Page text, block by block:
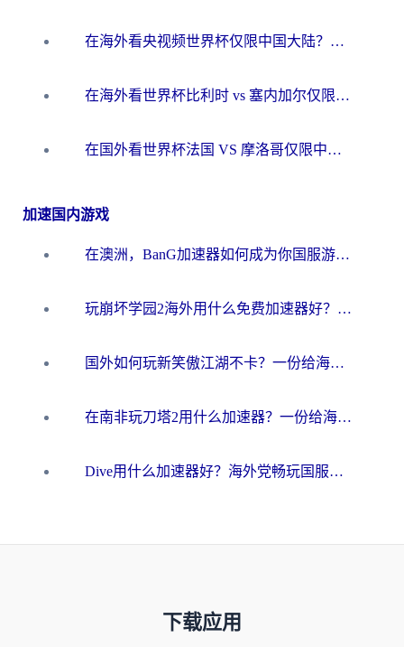
在海外看央视频世界杯仅限中国大陆？这篇指南帮你解锁中文解说+无卡顿直播
在海外看世界杯比利时 vs 塞内加尔仅限中国大陆？我找到了最流畅的中文解说之路
在国外看世界杯法国 VS 摩洛哥仅限中国大陆？海外党这样看中文解说赛事不卡顿
加速国内游戏
在澳洲，BanG加速器如何成为你国服游戏的“时光机”？
玩崩坏学园2海外用什么免费加速器好？2026海外党亲测国服游戏加速指南
国外如何玩新笑傲江湖不卡？一份给海外游子的终极网络指南
在南非玩刀塔2用什么加速器？一份给海外游子的终极生存指南
Dive用什么加速器好？海外党畅玩国服游戏的终极避坑指南
下载应用